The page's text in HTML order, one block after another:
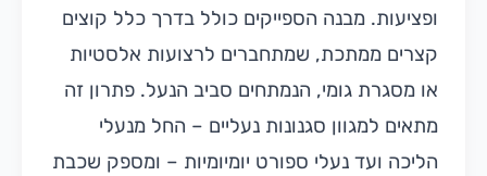
ופציעות. מבנה הספייקים כולל בדרך כלל קוצים
קצרים ממתכת, שמתחברים לרצועות אלסטיות
או מסגרת גומי, הנמתחים סביב הנעל. פתרון זה
מתאים למגוון סגנונות נעליים – החל מנעלי
הליכה ועד נעלי ספורט יומיומיות – ומספק שכבת